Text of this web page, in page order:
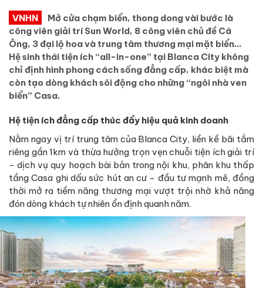
VNHN
Mở cửa chạm biển, thong dong vài bước là
công viên giải trí Sun World, 8 công viên chủ đề Cá
Ông, 3 đại lộ hoa và trung tâm thương mại mặt biển…
Hệ sinh thái tiện ích “all-in-one” tại Blanca City không
chỉ định hình phong cách sống đẳng cấp, khác biệt mà
còn tạo dòng khách sôi động cho những “ngôi nhà ven
biển” Casa.
Hệ tiện ích đẳng cấp thúc đẩy hiệu quả kinh doanh
Nằm ngay vị trí trung tâm của Blanca City, liền kề bãi tắm
riêng gần 1km và thừa hưởng trọn vẹn chuỗi tiện ích giải trí
- dịch vụ quy hoạch bài bản trong nội khu, phân khu thấp
tầng Casa ghi dấu sức hút an cư - đầu tư mạnh mẽ, đồng
thời mở ra tiềm năng thương mại vượt trội nhờ khả năng
đón dòng khách tự nhiên ổn định quanh năm.